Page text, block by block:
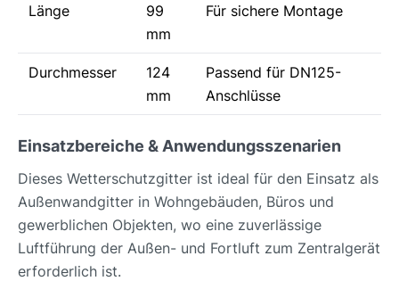
Länge
99
mm
Für sichere Montage
Durchmesser
124
mm
Passend für DN125-
Anschlüsse
Einsatzbereiche & Anwendungsszenarien
Dieses Wetterschutzgitter ist ideal für den Einsatz als
Außenwandgitter in Wohngebäuden, Büros und
gewerblichen Objekten, wo eine zuverlässige
Luftführung der Außen- und Fortluft zum Zentralgerät
erforderlich ist.